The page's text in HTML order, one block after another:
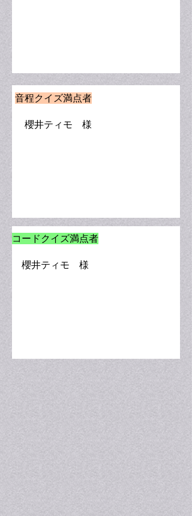
​音程クイズ満点者
櫻井ティモ 様
​コードクイズ満点者
櫻井ティモ 様